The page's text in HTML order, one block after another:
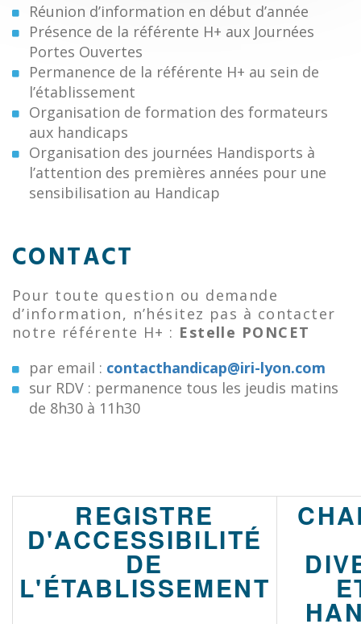
Réunion d’information en début d’année
Présence de la référente H+ aux Journées
Portes Ouvertes
Permanence de la référente H+ au sein de
l’établissement
Organisation de formation des formateurs
aux handicaps
Organisation des journées Handisports à
l’attention des premières années pour une
sensibilisation au Handicap
CONTACT
Pour toute question ou demande
d’information, n’hésitez pas à contacter
notre référente H+ : Estelle PONCET
par email : contacthandicap@iri-lyon.com
sur RDV : permanence tous les jeudis matins
de 8h30 à 11h30
REGISTRE
D'ACCESSIBILITÉ
DE
L'ÉTABLISSEMENT